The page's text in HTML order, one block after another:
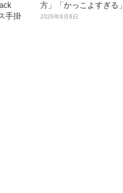
手掛
方」「かっこよすぎる」
2026年8月8日